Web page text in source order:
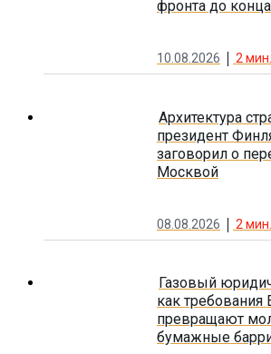
фронта до
10.08.2026 2
Архитектура
президент
заговорил о
Москвой
08.08.2026 2
Газовый
как требования
превращают
бумажные